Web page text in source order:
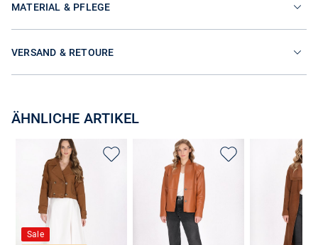
MATERIAL & PFLEGE
VERSAND & RETOURE
ÄHNLICHE ARTIKEL
Sale